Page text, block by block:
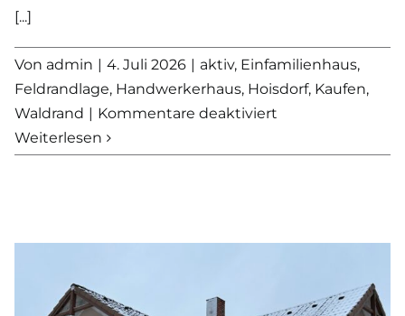
[...]
Von admin | 4. Juli 2026 | aktiv, Einfamilienhaus,
Feldrandlage, Handwerkerhaus, Hoisdorf, Kaufen,
Waldrand | Kommentare deaktiviert
Handwerkerhaus
Weiterlesen